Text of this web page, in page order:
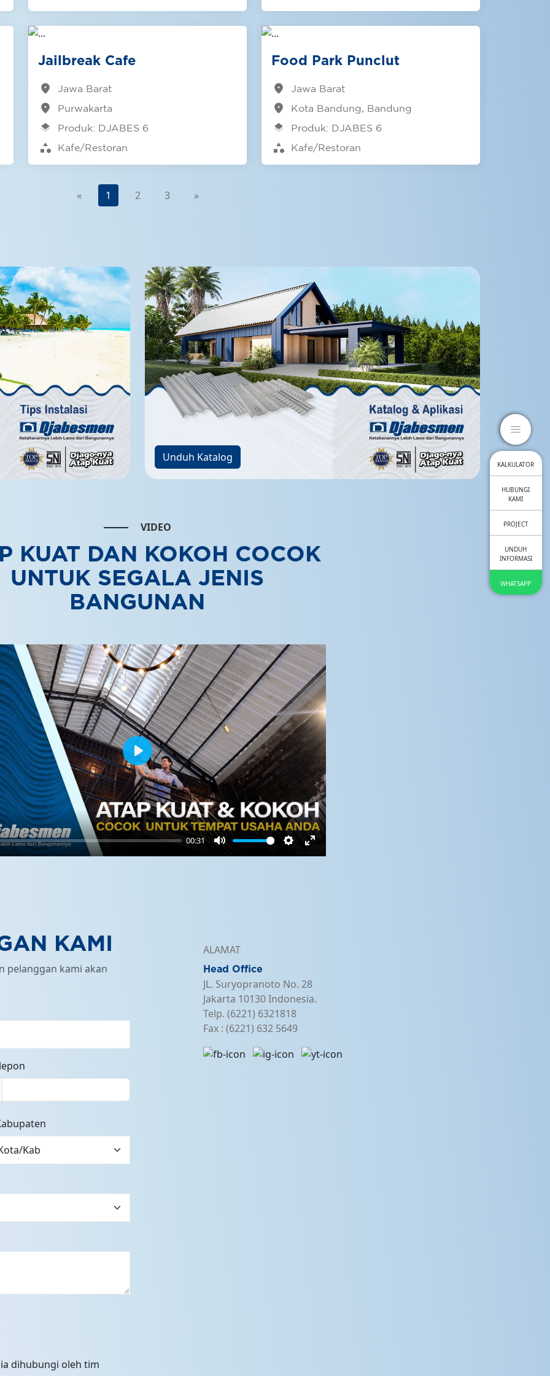
Jailbreak Cafe
location_on Jawa Barat
location_on Purwakarta
layers Produk: DJABES 6
category Kafe/Restoran
Food Park Punclut
location_on Jawa Barat
location_on Kota Bandung, Bandung
layers Produk: DJABES 6
category Kafe/Restoran
« 1 2 3 »
Unduh Katalog
VIDEO
KUAT DAN KOKOH COCOK
UNTUK SEGALA JENIS
BANGUNAN
00:31
Mute Settings
Enter
Play
KAMI
pelanggan kami akan
dihubungi oleh tim
ALAMAT
Head Office
JL. Suryopranoto No. 28
Jakarta 10130 Indonesia.
Telp. (6221) 6321818
Fax : (6221) 632 5649
close
menu
KALKULATOR
HUBUNGI
KAMI
PROJECT
UNDUH
INFORMASI
WHATSAPP